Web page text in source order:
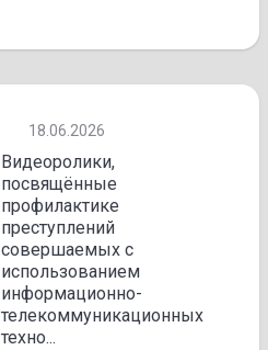
18.06.2026
Видеоролики,
посвящённые
профилактике
преступлений
совершаемых с
использованием
информационно-
телекоммуникационных
техно...